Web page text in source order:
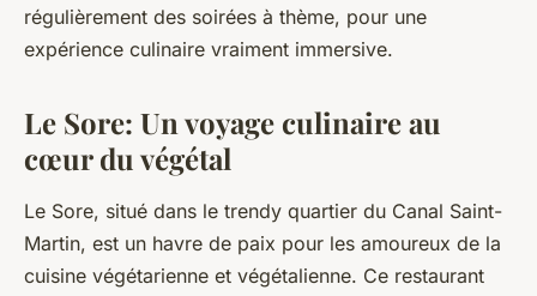
régulièrement des soirées à thème, pour une
expérience culinaire vraiment immersive.
Le Sore: Un voyage culinaire au
cœur du végétal
Le Sore, situé dans le trendy quartier du Canal Saint-
Martin, est un havre de paix pour les amoureux de la
cuisine végétarienne et végétalienne. Ce restaurant